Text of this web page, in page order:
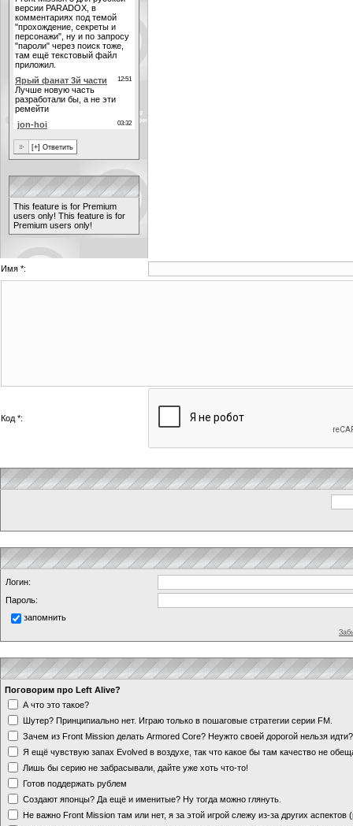
This feature is for Premium
users only! This feature is for
Premium users only!
Имя *:
Код *:
Логин:
Пароль:
запомнить
Поговорим про Left Alive?
А что это такое?
Шутер? Принципиально нет. Играю только в пошаговые стратегии серии FM.
Зачем из Front Mission делать Armored Core? Неужто своей дорогой нельзя
Я ещё чувствую запах Evolved в воздухе, так что какое бы там качество не
Лишь бы серию не забрасывали, дайте уже хоть что-то!
Готов поддержать рублем
Создают японцы? Да ещё и именитые? Ну тогда можно глянуть.
Не важно Front Mission там или нет, я за этой игрой слежу из-за других аспектов